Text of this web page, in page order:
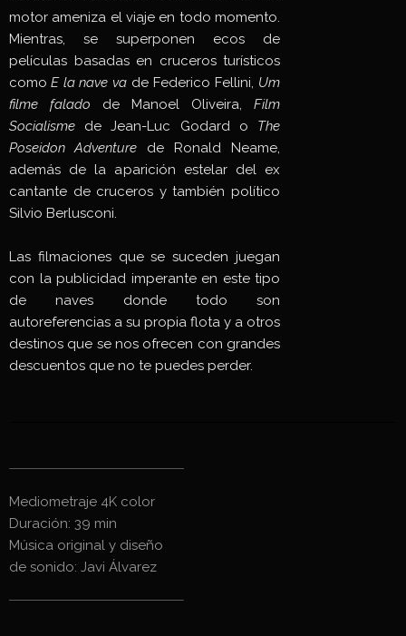
motor ameniza el viaje en todo momento.
Mientras, se superponen ecos de
películas basadas en cruceros turísticos
como E la nave va de Federico Fellini, Um
filme falado de Manoel Oliveira, Film
Socialisme de Jean-Luc Godard o The
Poseidon Adventure de Ronald Neame,
además de la aparición estelar del ex
cantante de cruceros y también político
Silvio Berlusconi.
Las filmaciones que se suceden juegan
con la publicidad imperante en este tipo
de naves donde todo son
autoreferencias a su propia flota y a otros
destinos que se nos ofrecen con grandes
descuentos que no te puedes perder.
Mediometraje 4K color
Duración: 39 min
Música original y diseño
de sonido: Javi Álvarez